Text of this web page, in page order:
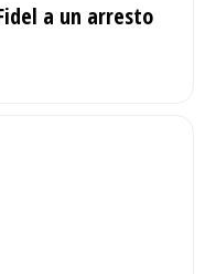
a un arresto